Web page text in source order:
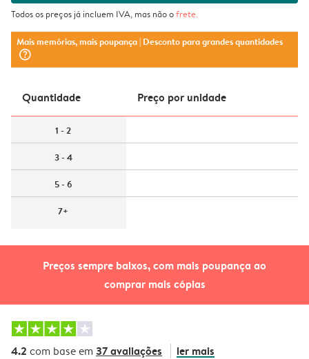
Preços sempre baixos, com mais poupança ao
comprar mais cópias
Todos os preços já incluem IVA, mas não ofrete.
Mais memórias, mais poupança| Desconto para grandes quantidades
question_mark_circle
Quantidade Preço por unidade
1 - 2
3 - 4
5 - 6
7+
4.2 com base em 37 avaliações ler mais